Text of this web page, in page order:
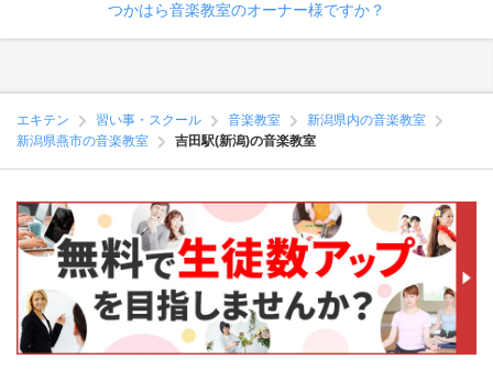
つかはら音楽教室のオーナー様ですか？
エキテン 習い事・スクール 音楽教室
新潟県内の音楽教室
新潟県燕市の音楽教室
吉田駅(新潟)の音楽教室